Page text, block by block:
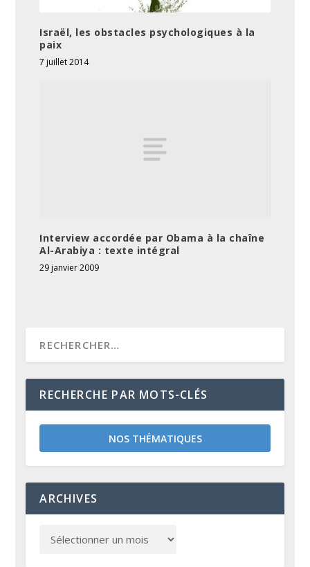
Israël, les obstacles psychologiques à la
paix
7 juillet 2014
Interview accordée par Obama à la chaîne
Al-Arabiya : texte intégral
29 janvier 2009
RECHERCHE PAR MOTS-CLÉS
NOS THÉMATIQUES
ARCHIVES